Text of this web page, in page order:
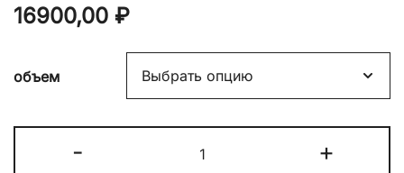
16900,00 ₽
объем
-
товара
+